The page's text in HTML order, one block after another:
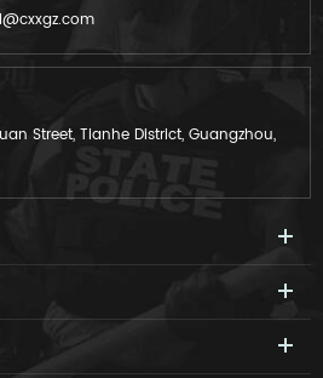
Street, Tianhe District, Guangzhou,